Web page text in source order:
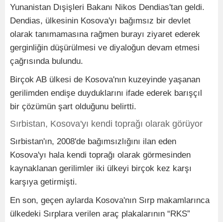
Yunanistan Dışişleri Bakanı Nikos Dendias'tan geldi.
Dendias, ülkesinin Kosova'yı bağımsız bir devlet
olarak tanımamasına rağmen burayı ziyaret ederek
gerginliğin düşürülmesi ve diyaloğun devam etmesi
çağrısında bulundu.
Birçok AB ülkesi de Kosova'nın kuzeyinde yaşanan
gerilimden endişe duyduklarını ifade ederek barışçıl
bir çözümün şart olduğunu belirtti.
Sırbistan, Kosova'yı kendi toprağı olarak görüyor
Sırbistan'ın, 2008'de bağımsızlığını ilan eden
Kosova'yı hala kendi toprağı olarak görmesinden
kaynaklanan gerilimler iki ülkeyi birçok kez karşı
karşıya getirmişti.
En son, geçen aylarda Kosova'nın Sırp makamlarınca
ülkedeki Sırplara verilen araç plakalarının “RKS”